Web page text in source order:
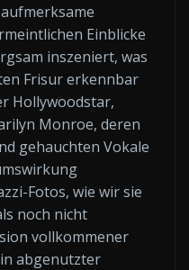
Einblicke
inszeniert, was
Frisur erkennbar
Hollywoodstar,
Monroe, deren
gehauchten Vokale
Fotos, wie wir sie
noch nicht
vollkommener
abgenutzter